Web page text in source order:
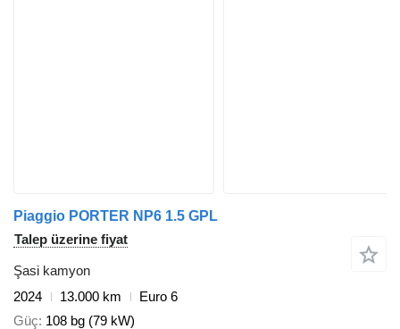
Piaggio PORTER NP6 1.5 GPL
Talep üzerine fiyat
Şasi kamyon
2024
13.000 km
Euro 6
Güç 108 bg (79 kW)